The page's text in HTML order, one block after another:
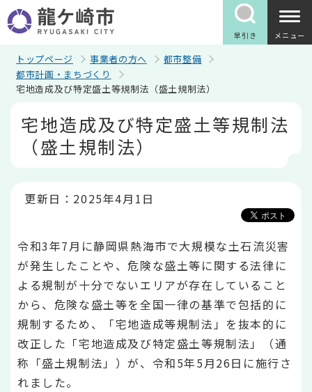
の
ペ
早引き メニュー
トップページ 事業者の方へ
都市整備
都市計画・まちづくり
宅地造成及び特定盛土等規制法（盛土規制法）
宅地造成及び特定盛土等規制法
（盛土規制法）
更新日：2025年4月1日
令和3年7月に静岡県熱海市で大規模な土石流災害
が発生したことや、危険な盛土等に関する法律に
よる規制が十分でないエリアが存在していること
から、危険な盛土等を全国一律の基準で包括的に
規制するため、「宅地造成等規制法」を抜本的に
改正した「宅地造成及び特定盛土等規制法」（通
称「盛土規制法」）が、令和5年5月26日に施行さ
れました。